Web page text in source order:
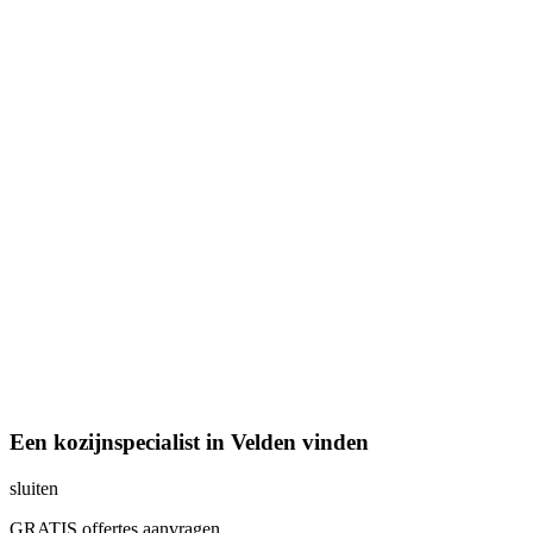
Een kozijnspecialist in Velden vinden
sluiten
GRATIS offertes aanvragen